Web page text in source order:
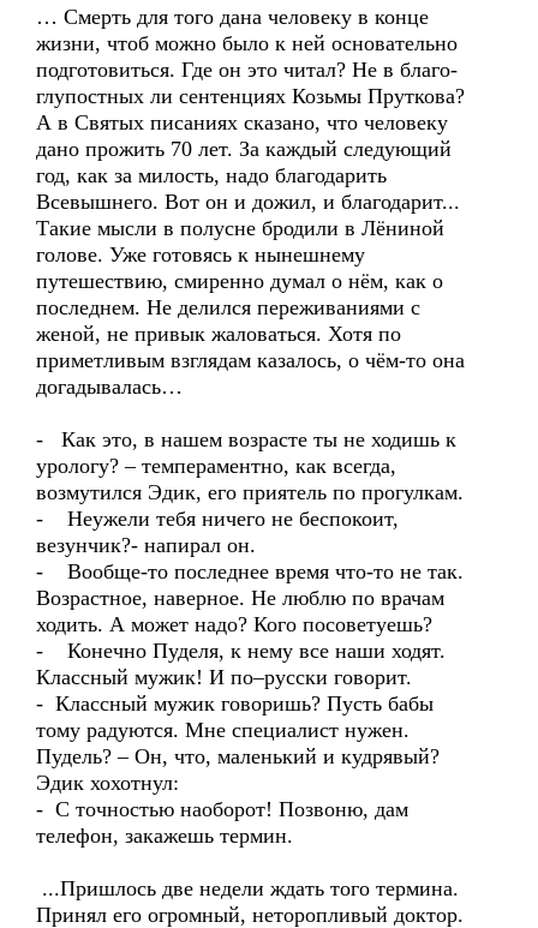
… Смерть для того дана человеку в конце
жизни, чтоб можно было к ней основательно
подготовиться. Где он это читал? Не в благо-
глупостных ли сентенциях Козьмы Пруткова?
А в Святых писаниях сказано, что человеку
дано прожить 70 лет. За каждый следующий
год, как за милость, надо благодарить
Всевышнего. Вот он и дожил, и благодарит...
Такие мысли в полусне бродили в Лёниной
голове. Уже готовясь к нынешнему
путешествию, смиренно думал о нём, как о
последнем. Не делился переживаниями с
женой, не привык жаловаться. Хотя по
приметливым взглядам казалось, о чём-то она
догадывалась…
- Как это, в нашем возрасте ты не ходишь к
урологу? – темпераментно, как всегда,
возмутился Эдик, его приятель по прогулкам.
- Неужели тебя ничего не беспокоит,
везунчик?- напирал он.
- Вообще-то последнее время что-то не так.
Возрастное, наверное. Не люблю по врачам
ходить. А может надо? Кого посоветуешь?
- Конечно Пуделя, к нему все наши ходят.
Классный мужик! И по–русски говорит.
- Классный мужик говоришь? Пусть бабы
тому радуются. Мне специалист нужен.
Пудель? – Он, что, маленький и кудрявый?
Эдик хохотнул:
- С точностью наоборот! Позвоню, дам
телефон, закажешь термин.
...Пришлось две недели ждать того термина.
Принял его огромный, неторопливый доктор.